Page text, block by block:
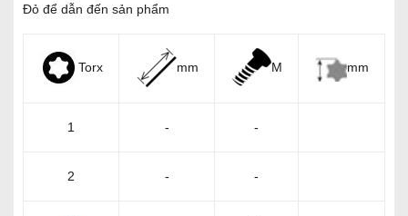
Đỏ để dẫn đến sản phẩm
Torx mm M mm
1 - -
2 - -